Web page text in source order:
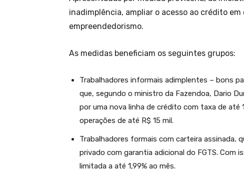
inadimplência, ampliar o acesso ao crédito
empreendedorismo.
As medidas beneficiam os seguintes grupos:
Trabalhadores informais adimplentes – bons
que, segundo o ministro da Fazendoa, Dario
por uma nova linha de crédito com taxa de até
operações de até R$ 15 mil.
Trabalhadores formais com carteira assinada,
privado com garantia adicional do FGTS. Com
limitada a até 1,99% ao mês.